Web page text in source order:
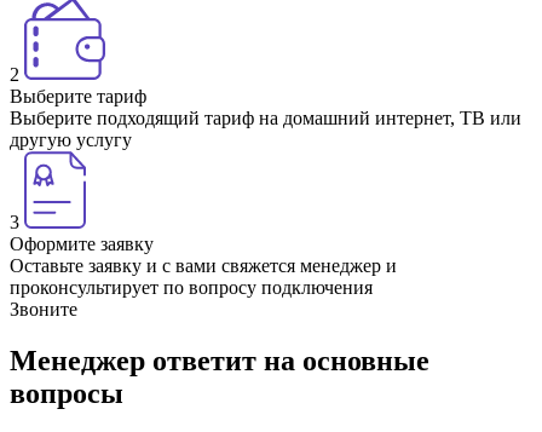
2
Выберите тариф
Выберите подходящий тариф на домашний интернет, ТВ или
другую услугу
3
Оформите заявку
Оставьте заявку и с вами свяжется менеджер и
проконсультирует по вопросу подключения
Звоните
Менеджер ответит на основные
вопросы